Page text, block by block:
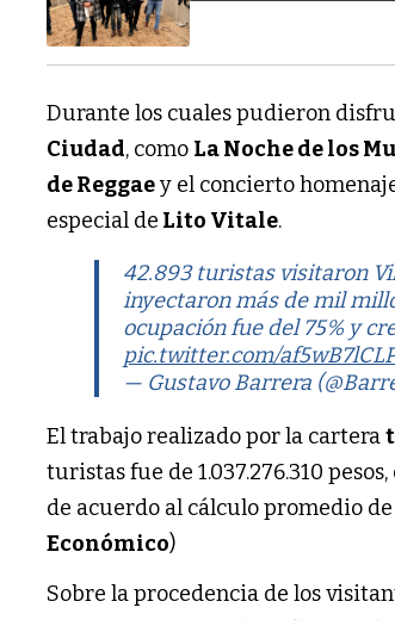
Durante los cuales pudieron
Ciudad, como La Noche de los
de Reggaey el concierto
especial de Lito Vitale.
42.893 turistas visitaron
inyectaron más de mil
ocupación fue del 75% y
pic.twitter.com/
— Gustavo Barrera
El trabajo realizado por la cartera
turistas fue de 1.037.276.310
de acuerdo al cálculo promedio
Económico)
Sobre la procedencia de los